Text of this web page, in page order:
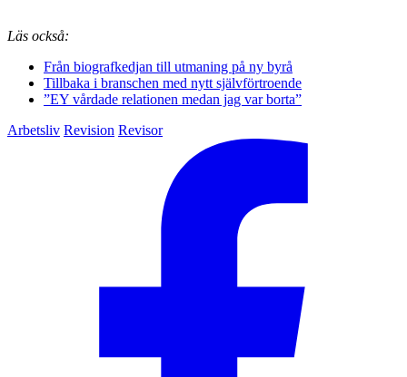
Läs också:
Från biografkedjan till utmaning på ny byrå
Tillbaka i branschen med nytt självförtroende
”EY vårdade relationen medan jag var borta”
Arbetsliv Revision Revisor